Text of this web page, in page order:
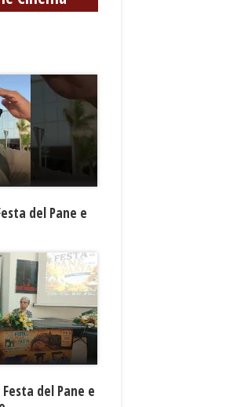
del Pane e
del Pane e